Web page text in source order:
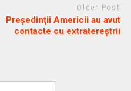
Older Post
Preşedinţii Americii au avut
contacte cu extratereştrii